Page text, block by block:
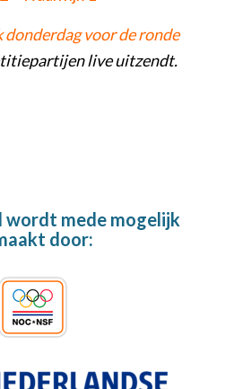
voor de ronde
live uitzendt.
wordt mede mogelijk
door: